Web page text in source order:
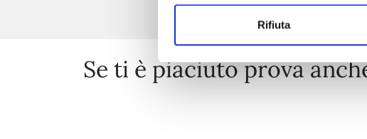
Rifiuta
Se ti è piaciuto prova